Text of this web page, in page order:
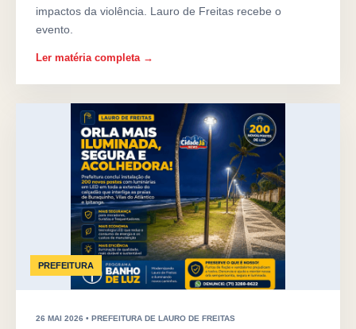
impactos da violência. Lauro de Freitas recebe o
evento.
Ler matéria completa →
PREFEITURA
26 MAI 2026 • PREFEITURA DE LAURO DE FREITAS